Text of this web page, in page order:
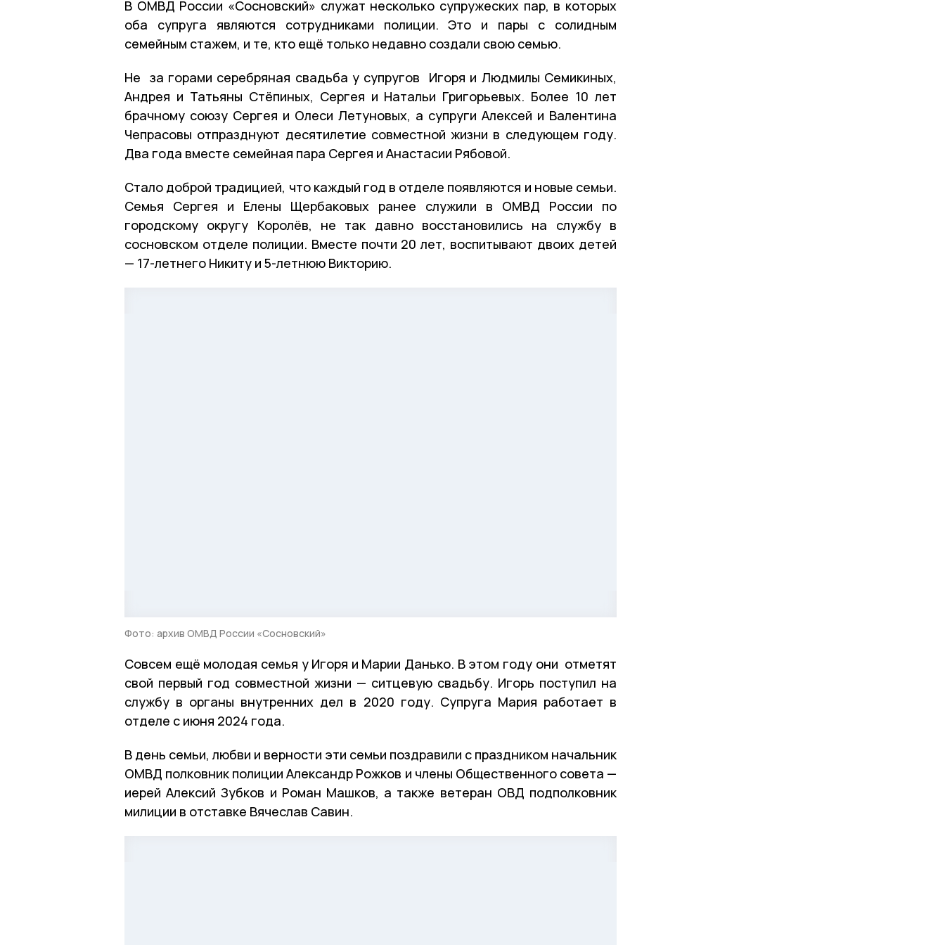
В ОМВД России «Сосновский» служат несколько супружеских пар, в которых
оба супруга являются сотрудниками полиции. Это и пары с солидным
семейным стажем, и те, кто ещё только недавно создали свою семью.
Не за горами серебряная свадьба у супругов Игоря и Людмилы Семикиных,
Андрея и Татьяны Стёпиных, Сергея и Натальи Григорьевых. Более 10 лет
брачному союзу Сергея и Олеси Летуновых, а супруги Алексей и Валентина
Чепрасовы отпразднуют десятилетие совместной жизни в следующем году.
Два года вместе семейная пара Сергея и Анастасии Рябовой.
Стало доброй традицией, что каждый год в отделе появляются и новые семьи.
Семья Сергея и Елены Щербаковых ранее служили в ОМВД России по
городскому округу Королёв, не так давно восстановились на службу в
сосновском отделе полиции. Вместе почти 20 лет, воспитывают двоих детей
— 17-летнего Никиту и 5-летнюю Викторию.
Фото: архив ОМВД России «Сосновский»
Совсем ещё молодая семья у Игоря и Марии Данько. В этом году они отметят
свой первый год совместной жизни — ситцевую свадьбу. Игорь поступил на
службу в органы внутренних дел в 2020 году. Супруга Мария работает в
отделе с июня 2024 года.
В день семьи, любви и верности эти семьи поздравили с праздником начальник
ОМВД полковник полиции Александр Рожков и члены Общественного совета —
иерей Алексий Зубков и Роман Машков, а также ветеран ОВД подполковник
милиции в отставке Вячеслав Савин.